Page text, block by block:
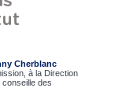
Cherblanc
à la Direction
des